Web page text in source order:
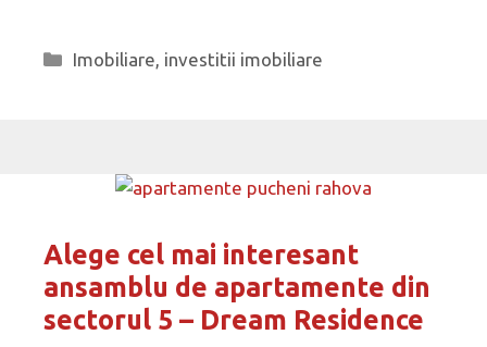
Categorii
Imobiliare, investitii imobiliare
Alege cel mai interesant
ansamblu de apartamente din
sectorul 5 – Dream Residence